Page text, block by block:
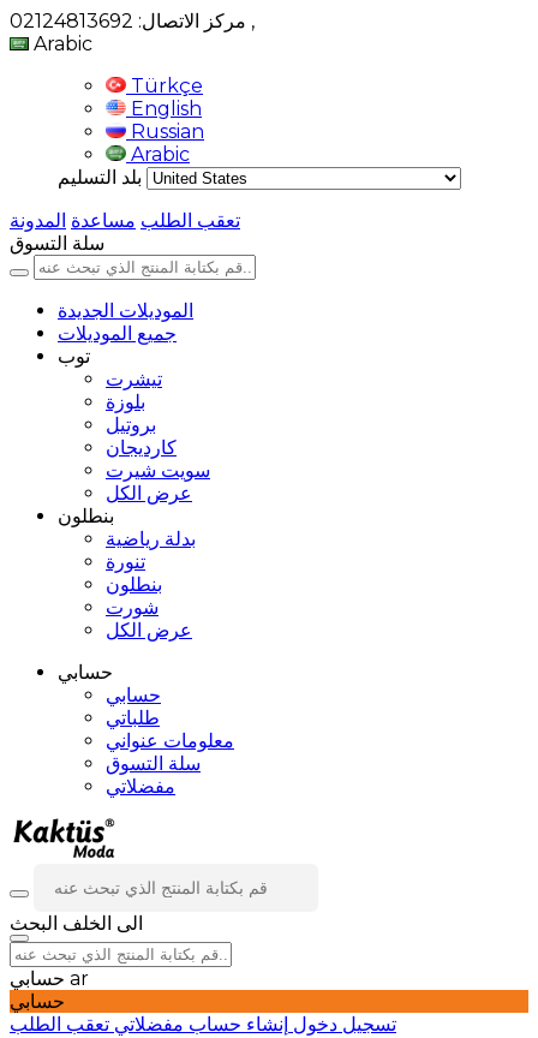
,
Arabic
Türkçe
English
Russian
Arabic
بلد التسليم
تعقب الطلب مساعدة المدونة
سلة التسوق
الموديلات الجديدة
جميع الموديلات
توب
تيشرت
بلوزة
بروتيل
كارديجان
سويت شيرت
عرض الكل
بنطلون
بدلة رياضية
تنورة
بنطلون
شورت
عرض الكل
حسابي
حسابي
طلباتي
معلومات عنواني
سلة التسوق
مفضلاتي
الى الخلف البحث
ar
حسابي
تسجيل دخول إنشاء حساب مفضلاتي تعقب الطلب